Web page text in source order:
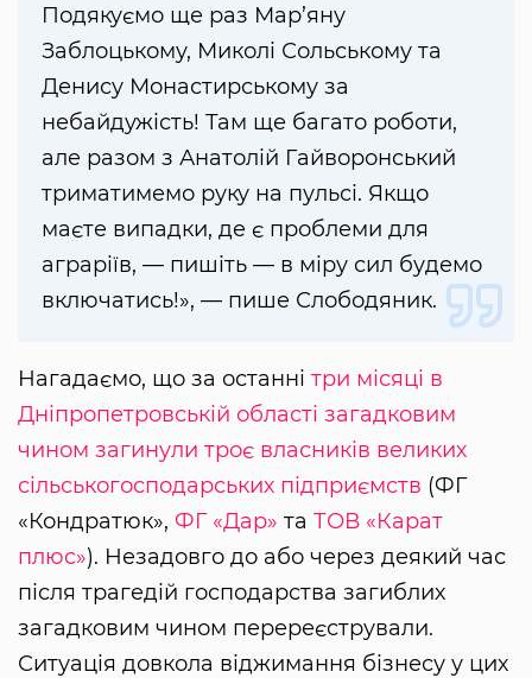
Подякуємо ще раз Мар’яну
Заблоцькому, Миколі Сольському та
Денису Монастирському за
небайдужість! Там ще багато роботи,
але разом з Анатолій Гайворонський
триматимемо руку на пульсі. Якщо
маєте випадки, де є проблеми для
аграріїв, — пишіть — в міру сил будемо
включатись!», — пише Слободяник.
Нагадаємо, що за останні три місяці в
Дніпропетровській області загадковим
чином загинули троє власників великих
сільськогосподарських підприємств (ФГ
«Кондратюк», ФГ «Дар» та ТОВ «Карат
плюс»). Незадовго до або через деякий час
після трагедій господарства загиблих
загадковим чином перереєстрували.
Ситуація довкола віджимання бізнесу у цих